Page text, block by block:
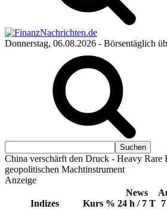
Donnerstag, 06.08.2026 - Börsentäglich
China verschärft den Druck - Heavy Rare
geopolitischen Machtinstrument
Anzeige
Indizes Kurs %
News
24 h / 7 T